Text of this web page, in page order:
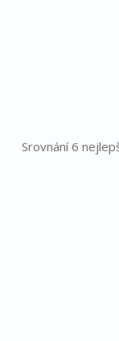
Srovnání 6